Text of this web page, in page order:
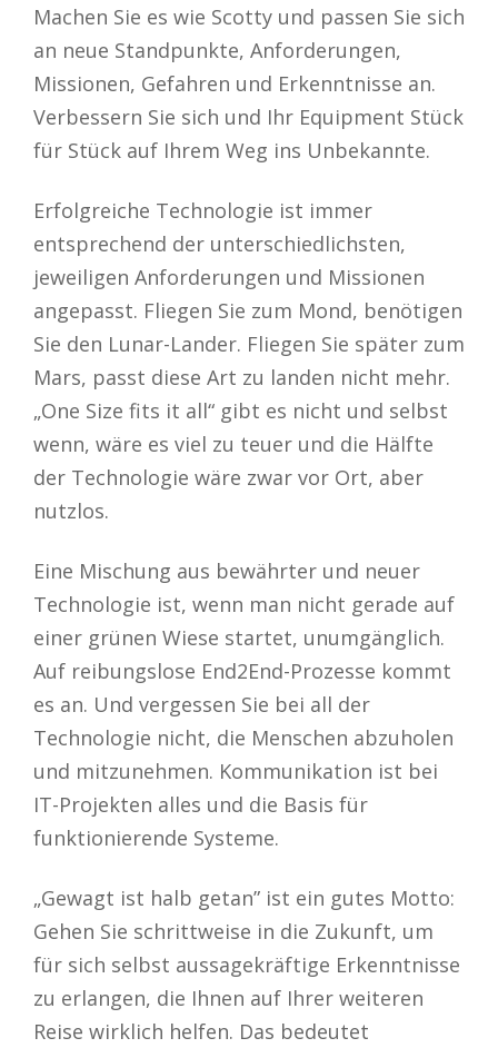
Machen Sie es wie Scotty und passen Sie sich
an neue Standpunkte, Anforderungen,
Missionen, Gefahren und Erkenntnisse an.
Verbessern Sie sich und Ihr Equipment Stück
für Stück auf Ihrem Weg ins Unbekannte.
Erfolgreiche Technologie ist immer
entsprechend der unterschiedlichsten,
jeweiligen Anforderungen und Missionen
angepasst. Fliegen Sie zum Mond, benötigen
Sie den Lunar-Lander. Fliegen Sie später zum
Mars, passt diese Art zu landen nicht mehr.
„One Size fits it all“ gibt es nicht und selbst
wenn, wäre es viel zu teuer und die Hälfte
der Technologie wäre zwar vor Ort, aber
nutzlos.
Eine Mischung aus bewährter und neuer
Technologie ist, wenn man nicht gerade auf
einer grünen Wiese startet, unumgänglich.
Auf reibungslose End2End-Prozesse kommt
es an. Und vergessen Sie bei all der
Technologie nicht, die Menschen abzuholen
und mitzunehmen. Kommunikation ist bei
IT-Projekten alles und die Basis für
funktionierende Systeme.
„Gewagt ist halb getan” ist ein gutes Motto:
Gehen Sie schrittweise in die Zukunft, um
für sich selbst aussagekräftige Erkenntnisse
zu erlangen, die Ihnen auf Ihrer weiteren
Reise wirklich helfen. Das bedeutet